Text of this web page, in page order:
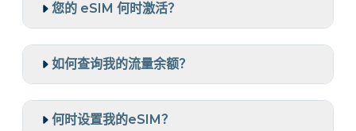
您的 eSIM 何时激活？
如何查询我的流量余额？
何时设置我的eSIM？